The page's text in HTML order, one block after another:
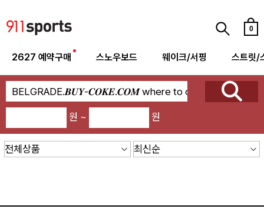
0
2627 예약구매 스노우보드 웨이크/서핑 스트릿/
원 ~ 원